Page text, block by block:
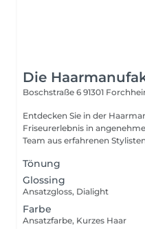
Die
Boschstraße 6 91301
Entdecken Sie in der
Friseurerlebnis in
Team aus erfahrenen
Tönung
Glossing
Ansatzgloss, Dialight
Farbe
Ansatzfarbe, Kurzes Haar